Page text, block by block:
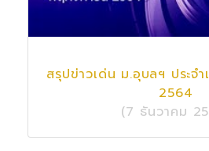
สรุปข่าวเด่น ม.อุบลฯ ประจ
2564
(7 ธันวาคม